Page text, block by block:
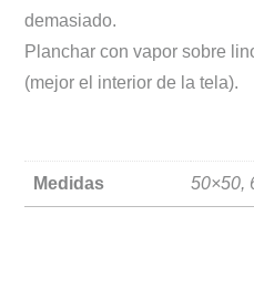
demasiado.
Planchar con vapor sobre
(mejor el interior de la tela).
Medidas 50×50,